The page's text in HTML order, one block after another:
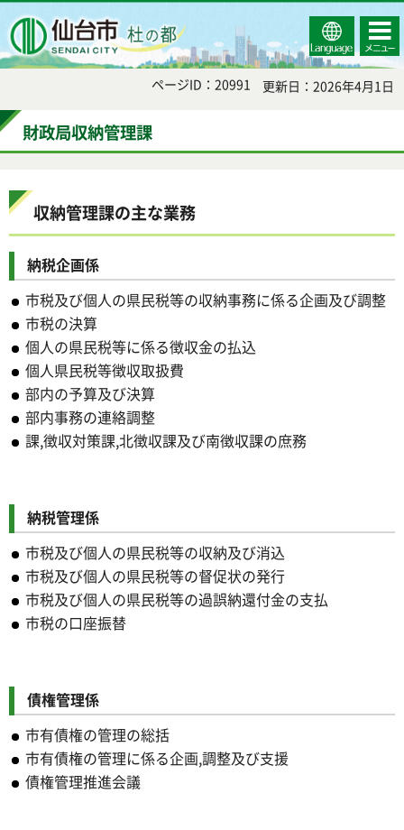
Select
Language
コンテ
ンツメ
ニュー
ページID：20991 更新日：2026年4月1日
財政局収納管理課
収納管理課の主な業務
納税企画係
市税及び個人の県民税等の収納事務に係る企画及び調整
市税の決算
個人の県民税等に係る徴収金の払込
個人県民税等徴収取扱費
部内の予算及び決算
部内事務の連絡調整
課,徴収対策課,北徴収課及び南徴収課の庶務
納税管理係
市税及び個人の県民税等の収納及び消込
市税及び個人の県民税等の督促状の発行
市税及び個人の県民税等の過誤納還付金の支払
市税の口座振替
債権管理係
市有債権の管理の総括
市有債権の管理に係る企画,調整及び支援
債権管理推進会議